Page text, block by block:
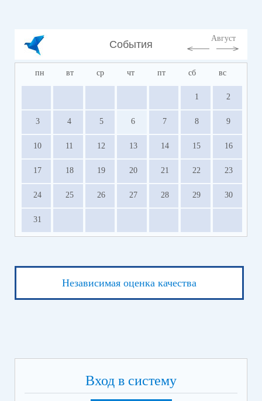
События
Август
пн вт ср чт пт сб вс
1 2
3 4 5 6 7 8 9
10 11 12 13 14 15 16
17 18 19 20 21 22 23
24 25 26 27 28 29 30
31
Независимая оценка качества
Вход в систему